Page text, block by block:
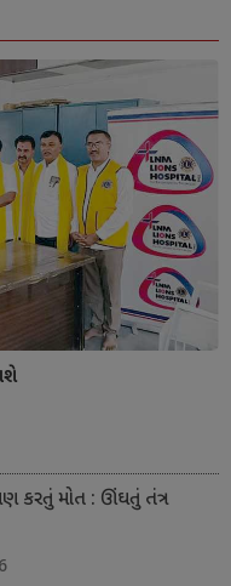
કરતું મોત : ઊંઘતું તંત્ર